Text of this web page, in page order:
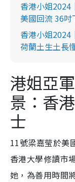
香港小姐2024
美國回流 36吋
香港小姐2024
荷蘭土生土長
港姐亞
景：香
士
11號梁嘉莹於美
香港大學修讀市
她，為善用時間